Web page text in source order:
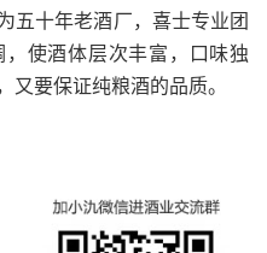
五十年老酒厂，喜士专业团
使酒体层次丰富，口味独
又要保证纯粮酒的品质。